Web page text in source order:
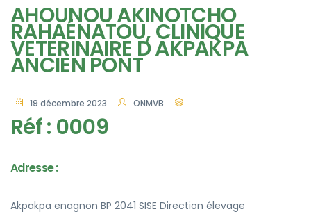
AHOUNOU AKINOTCHO
RAHAÉNATOU, CLINIQUE
VETERINAIRE D AKPAKPA
ANCIEN PONT
19 décembre 2023 ONMVB
Réf : 0009
Adresse :
Akpakpa enagnon BP 2041 SISE Direction élevage